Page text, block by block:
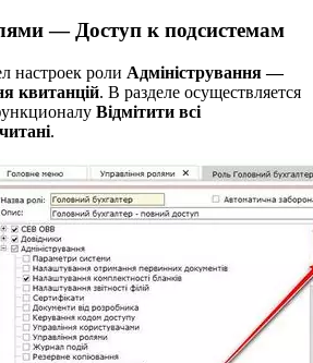
— Доступ к подсистемам
настроек роли Адміністрування —
квитанцій. В разделе осуществляется
Відмітити всі
.